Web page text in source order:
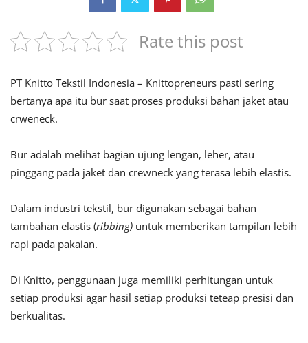
Rate this post
PT Knitto Tekstil Indonesia – Knittopreneurs pasti sering
bertanya apa itu bur saat proses produksi bahan jaket atau
crweneck.
Bur adalah melihat bagian ujung lengan, leher, atau
pinggang pada jaket dan crewneck yang terasa lebih elastis.
Dalam industri tekstil, bur digunakan sebagai bahan
tambahan elastis (ribbing) untuk memberikan tampilan lebih
rapi pada pakaian.
Di Knitto, penggunaan juga memiliki perhitungan untuk
setiap produksi agar hasil setiap produksi teteap presisi dan
berkualitas.